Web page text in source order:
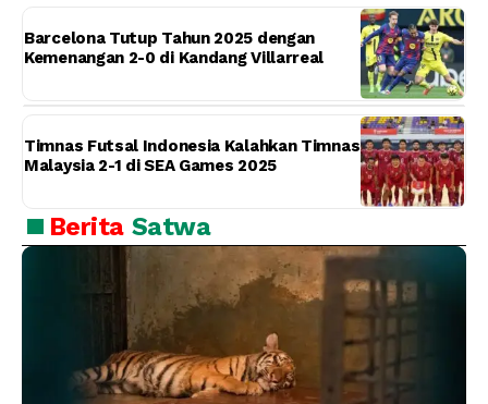
Barcelona Tutup Tahun 2025 dengan
Kemenangan 2-0 di Kandang Villarreal
Timnas Futsal Indonesia Kalahkan Timnas
Malaysia 2-1 di SEA Games 2025
Berita Satwa